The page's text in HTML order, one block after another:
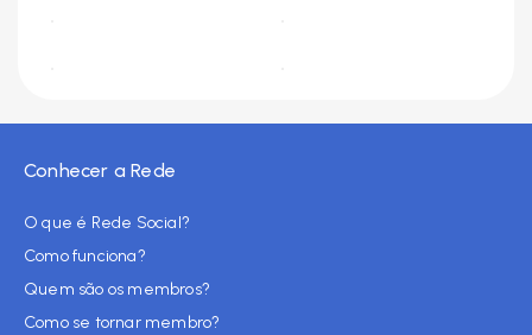
Conhecer a Rede
O que é Rede Social?
Como funciona?
Quem são os membros?
Como se tornar membro?